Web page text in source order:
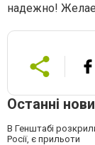
надежно!
Останні
В Генштабі
Росії, є прильоти